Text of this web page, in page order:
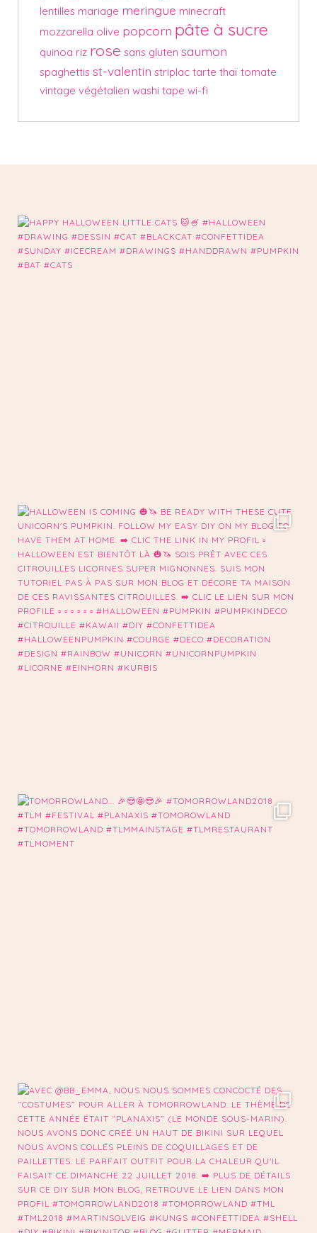
lentilles mariage meringue minecraft
mozzarella olive popcorn pâte à sucre
quinoa riz rose sans gluten saumon
spaghettis st-valentin striplac tarte thaï tomate
vintage végétalien washi tape wi-fi